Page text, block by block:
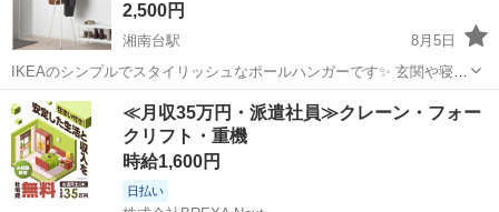
2,500円
湘南台駅
8月5日
IKEAのシンプルでスタイリッシュなポールハンガーです✨️ 玄関や寝
室、リビングにも馴染むデザインで、コートやバッグ、帽子などをす
っきり収納できます。 目立つ傷や汚れはなく、全体的にきれいな状態
です。 ガタつきもなく、3本...
神奈川 藤沢市 湘南台駅 収納家具
≪月収35万円・派遣社員≫クレーン・フォー
クリフト・重機
時給1,600円
日払い